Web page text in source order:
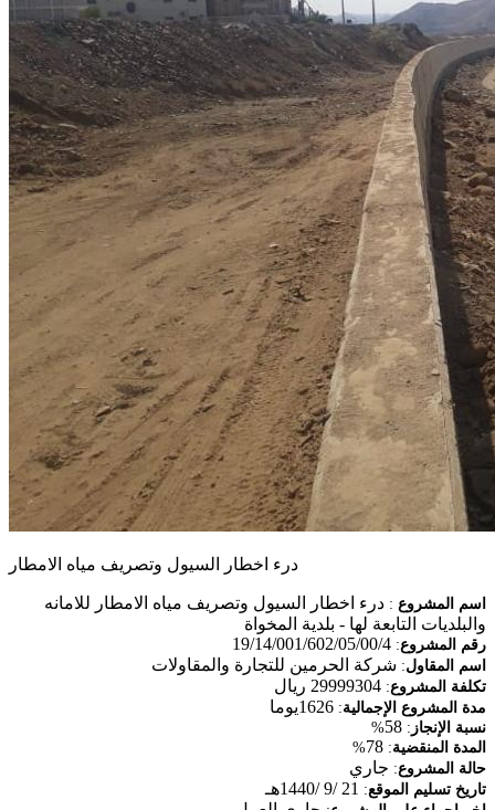
درء اخطار السيول وتصريف مياه الامطار
اسم المشروع : درء اخطار السيول وتصريف مياه الامطار للامانه
والبلديات التابعة لها - بلدية المخواة
رقم المشروع:
19/14/001/602/05/00/4
اسم المقاول: شركة الحرمين للتجارة والمقاولات
تكلفة المشروع: 29999304 ريال
مدة المشروع الإجمالية: 1626يوما
نسبة الإنجاز :
58
%
المدة المنقضية:
78
%
حالة المشروع: جاري
تاريخ تسليم الموقع: 21 /9 /1440هـ